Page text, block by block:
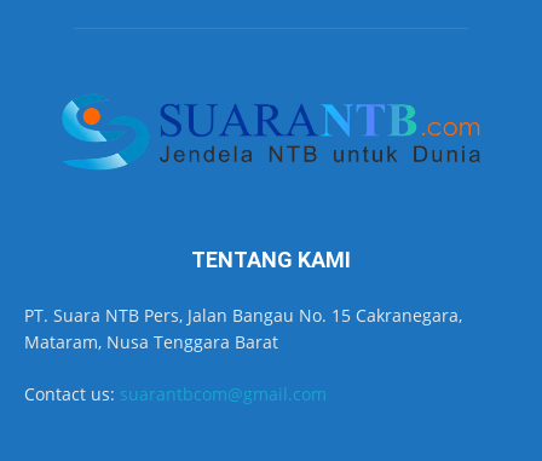
TENTANG KAMI
PT. Suara NTB Pers, Jalan Bangau No. 15 Cakranegara,
Mataram, Nusa Tenggara Barat
Contact us: suarantbcom@gmail.com